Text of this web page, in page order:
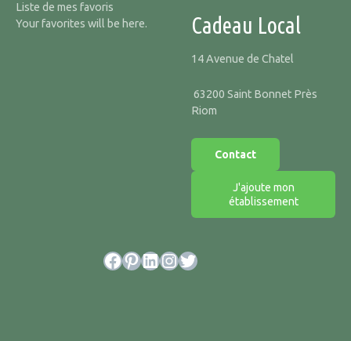
Liste de mes favoris
Your favorites will be here.
Cadeau Local
14 Avenue de Chatel
63200 Saint Bonnet Près
Riom
Contact
J'ajoute mon
établissement
Facebook Pinterest LinkedIn InstagramTwitter